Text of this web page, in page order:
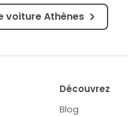
voiture Athènes
Découvrez
Blog